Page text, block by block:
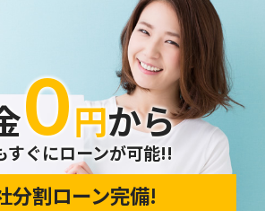
除・開示
れている個人情報について訂正・削除・
合は、迅速に対応いたします。
有する個人情報の取り扱い、および訂
関するお問い合わせ先は、以下の通りで
窓口
０円から
すぐにローンが可能!!
分割ローン完備!